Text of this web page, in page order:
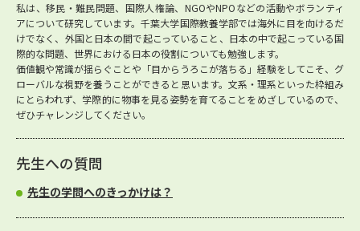
私は、移民・難民問題、国際人権論、NGOやNPOなどの活動やボランティ
アについて研究しています。千葉大学国際教養学部では海外に目を向けるだ
けでなく、外国と日本の間で起こっていること、日本の中で起こっている国
際的な問題、世界における日本の役割についても勉強します。
価値観や常識が揺らぐことや「目からうろこが落ちる」経験をしてこそ、グ
ローバルな視野を養うことができると思います。文系・理系といった枠組み
にとらわれず、学際的に物事を見る姿勢を育てることをめざしているので、
ぜひチャレンジしてください。
先生への質問
先生の学問へのきっかけは？